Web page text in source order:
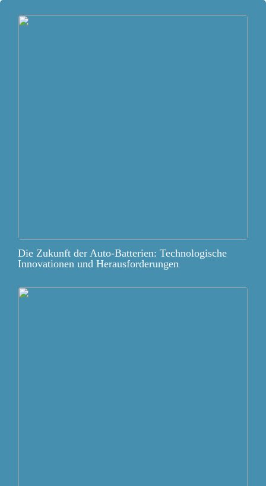
Die Zukunft der Auto-Batterien: Technologische
Innovationen und Herausforderungen